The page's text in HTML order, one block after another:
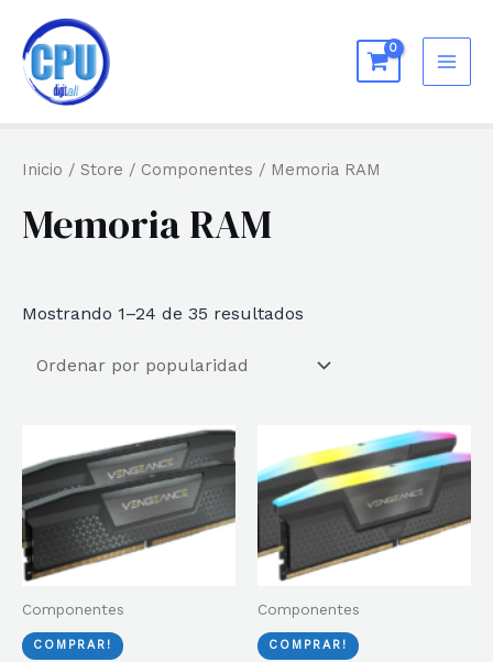
contenido
Inicio / Store / Componentes / Memoria RAM
Memoria RAM
Mostrando 1–24 de 35 resultados
Componentes
COMPRAR!
Componentes
COMPRAR!